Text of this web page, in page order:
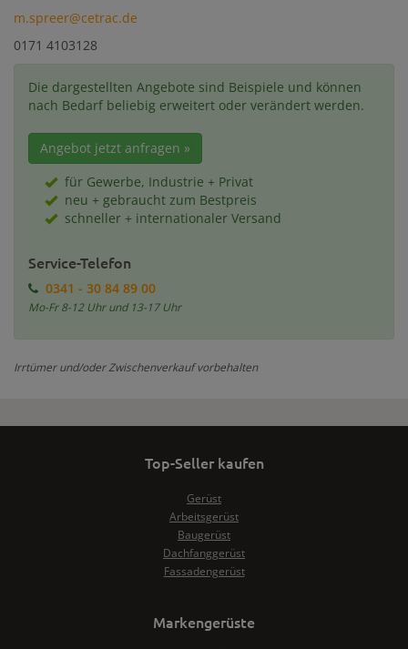
m.spreer@cetrac.de
0171 4103128
Die dargestellten Angebote sind Beispiele und können
nach Bedarf beliebig erweitert oder verändert werden.
Angebot jetzt anfragen »
für Gewerbe, Industrie + Privat
neu + gebraucht zum Bestpreis
schneller + internationaler Versand
Service-Telefon
0341 - 30 84 89 00
Mo-Fr 8-12 Uhr und 13-17 Uhr
Irrtümer und/oder Zwischenverkauf vorbehalten
Top-Seller kaufen
Gerüst
Arbeitsgerüst
Baugerüst
Dachfanggerüst
Fassadengerüst
Markengerüste